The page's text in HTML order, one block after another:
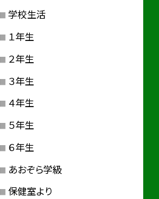
学校生活
１年生
２年生
３年生
４年生
５年生
６年生
あおぞら学級
保健室より